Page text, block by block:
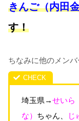
きんご（内田
す！
ちなみに他のメンバ
埼玉県→せいら
な） ちゃん、 じ